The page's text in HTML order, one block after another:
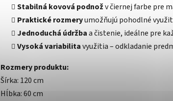
Stabilná kovová podnožv čiernej farbe pre
Praktické rozmeryumožňujú pohodlné
Jednoduchá údržbaa čistenie, ideálne pre
Vysoká variabilitavyužitia – odkladanie
Rozmery produktu:
Šírka: 120 cm
Hĺbka: 60 cm